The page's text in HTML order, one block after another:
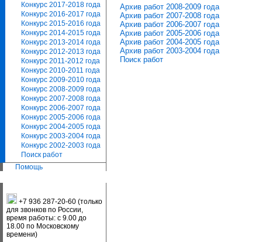
Конкурс 2017-2018 года
Конкурс 2016-2017 года
Конкурс 2015-2016 года
Конкурс 2014-2015 года
Конкурс 2013-2014 года
Конкурс 2012-2013 года
Конкурс 2011-2012 года
Конкурс 2010-2011 года
Конкурс 2009-2010 года
Конкурс 2008-2009 года
Конкурс 2007-2008 года
Конкурс 2006-2007 года
Конкурс 2005-2006 года
Конкурс 2004-2005 года
Конкурс 2003-2004 года
Конкурс 2002-2003 года
Поиск работ
Помощь
+7 936 287-20-60 (только
для звонков по России,
время работы: с 9.00 до
18.00 по Московскому
времени)
Архив работ 2008-2009 года
Архив работ 2007-2008 года
Архив работ 2006-2007 года
Архив работ 2005-2006 года
Архив работ 2004-2005 года
Архив работ 2003-2004 года
Поиск работ